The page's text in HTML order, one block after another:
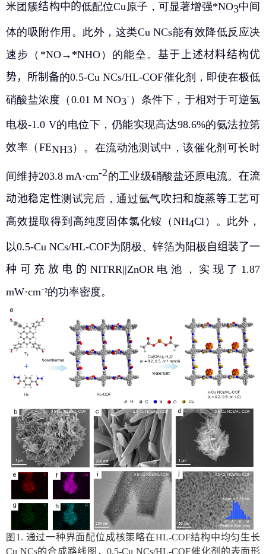
米团簇结构中的低配位Cu原子，可显著增强*NO3中间
体的吸附作用。此外，这类Cu NCs能有效降低反应决
速步（ *NO→*NHO）的能垒。基于上述材料结构优
势，所制备的0.5-Cu NCs/HL-COF催化剂，即使在极低
硝酸盐浓度（ 0.01 M NO3⁻）条件下，于相对于可逆氢
电极-1.0 V的电位下，仍能实现高达98.6%的氨法拉第
效率（ FENH3）。在流动池测试中，该催化剂可长时
间维持203.8 mA·cm-2的工业级硝酸盐还原电流。 在流
动池稳定性测试完后，通过氩气吹扫和旋蒸等工艺可
高效提取得到高纯度固体氯化铵（ NH4Cl ）。此外，
以0.5-Cu NCs/HL-COF为阴极、锌箔为阳极 自组装了一
种可充放电的 NITRR||ZnOR 电池，实现了 1.87
mW·cm⁻²的功率密度。
图 1. 通过一种界面配位成核策略在HL-COF结构中均匀生长
Cu NCs的合成路线图，0.5-Cu NCs/HL-COF催化剂的表面形